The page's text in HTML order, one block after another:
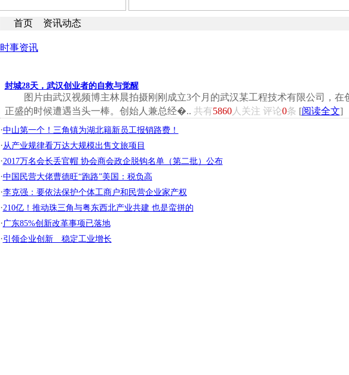
首页 资讯动态
时事资讯
封城28天，武汉创业者的自救与觉醒
图片由武汉视频博主林晨拍摄刚刚成立3个月的武汉某工程技术有限公司，在
正盛的时候遭遇当头一棒。创始人兼总经�.. 共有5860人关注 评论0条 [阅读全文]
·中山第一个！三角镇为湖北籍新员工报销路费！
·从产业规律看万达大规模出售文旅项目
·2017万名会长丢官帽 协会商会政企脱钩名单（第二批）公布
·中国民营大佬曹德旺“跑路”美国：税负高
·李克强：要依法保护个体工商户和民营企业家产权
·210亿！推动珠三角与粤东西北产业共建 也是蛮拼的
·广东85%创新改革事项已落地
·引领企业创新 稳定工业增长